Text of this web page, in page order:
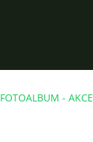
FOTOALBUM - AKCE